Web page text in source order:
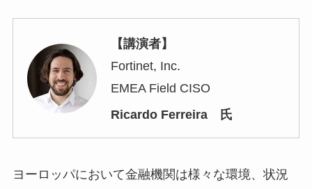
【講演者】
Fortinet, Inc.
EMEA Field CISO
Ricardo Ferreira 氏
ヨーロッパにおいて金融機関は様々な環境、状況